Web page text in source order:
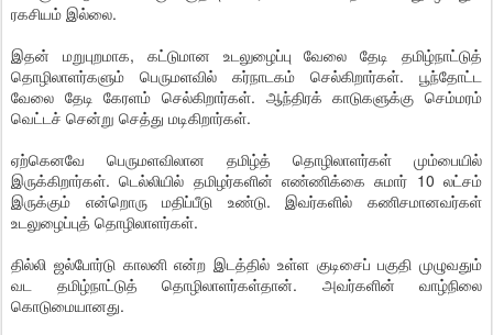
ரகசியம் இல்லை.
இதன் மறுபுறமாக, கட்டுமான உடலுழைப்பு வேலை தேடி தமிழ்நாட்டுத்
தொழிலாளர்களும் பெருமளவில் கர்நாடகம் செல்கிறார்கள். பூந்தோட்ட
வேலை தேடி கேரளம் செல்கிறார்கள். ஆந்திரக் காடுகளுக்கு செம்மரம்
வெட்டச் சென்று செத்து மடிகிறார்கள்.
ஏற்கெனவே பெருமளவிலான தமிழ்த் தொழிலாளர்கள் மும்பையில்
இருக்கிறார்கள். டெல்லியில் தமிழர்களின் எண்ணிக்கை சுமார் 10 லட்சம்
இருக்கும் என்றொரு மதிப்பீடு உண்டு. இவர்களில் கணிசமானவர்கள்
உடலுழைப்புத் தொழிலாளர்கள்.
தில்லி ஜல்போர்டு காலனி என்ற இடத்தில் உள்ள குடிசைப் பகுதி முழுவதும்
வட தமிழ்நாட்டுத் தொழிலாளர்கள்தான். அவர்களின் வாழ்நிலை
கொடுமையானது.